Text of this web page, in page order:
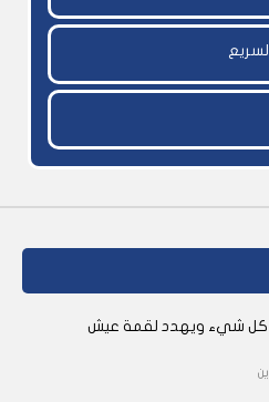
كل شيء ويهدد لقمة عيش